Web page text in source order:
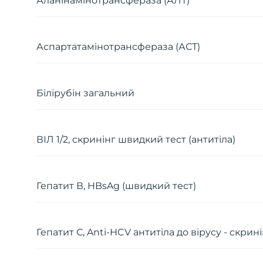
Аспартатамінотрансфераза (АСТ)
Білірубін загальний
ВІЛ 1/2, скринінг швидкий тест (антитіла)
Гепатит В, HBsAg (швидкий тест)
Гепатит С, Anti-HCV антитіла до вірусу -